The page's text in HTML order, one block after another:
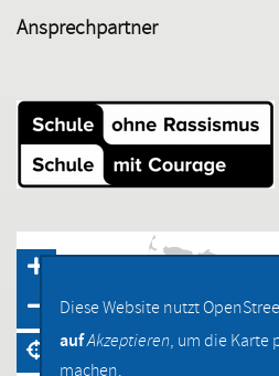
Ansprechpartner
Diese Website nutzt
aufAkzeptieren, um die Karte